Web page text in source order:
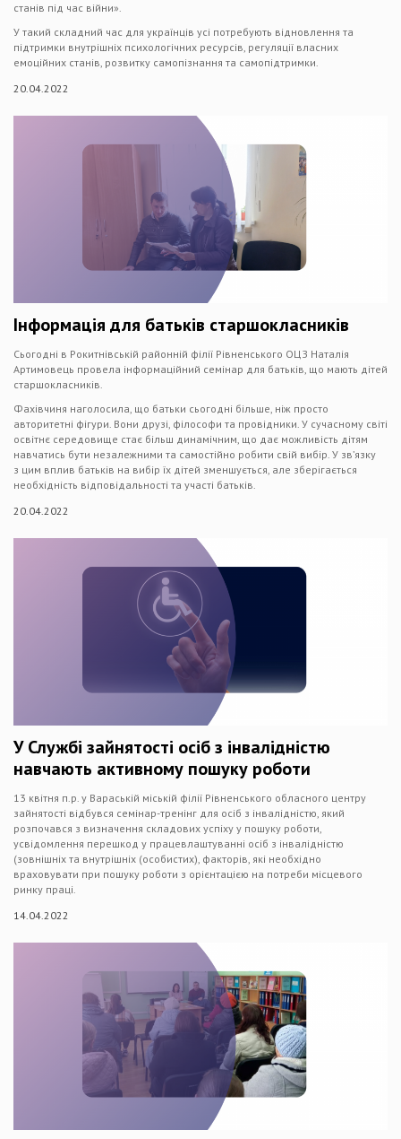
станів під час війни».
У такий складний час для українців усі потребують відновлення та
підтримки внутрішніх психологічних ресурсів, регуляції власних
емоційних станів, розвитку самопізнання та самопідтримки.
20.04.2022
Інформація для батьків старшокласників
Сьогодні в Рокитнівській районній філії Рівненського ОЦЗ Наталія
Артимовець провела інформаційний семінар для батьків, що мають дітей
старшокласників.
Фахівчиня наголосила, що батьки сьогодні більше, ніж просто
авторитетні фігури. Вони друзі, філософи та провідники. У сучасному світі
освітнє середовище стає більш динамічним, що дає можливість дітям
навчатись бути незалежними та самостійно робити свій вибір. У зв’язку
з цим вплив батьків на вибір їх дітей зменшується, але зберігається
необхідність відповідальності та участі батьків.
20.04.2022
У Службі зайнятості осіб з інвалідністю
навчають активному пошуку роботи
13 квітня п.р. у Вараській міській філії Рівненського обласного центру
зайнятості відбувся семінар-тренінг для осіб з інвалідністю, який
розпочався з визначення складових успіху у пошуку роботи,
усвідомлення перешкод у працевлаштуванні осіб з інвалідністю
(зовнішніх та внутрішніх (особистих), факторів, які необхідно
враховувати при пошуку роботи з орієнтацією на потреби місцевого
ринку праці.
14.04.2022